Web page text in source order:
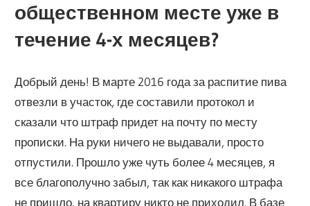
общественном месте уже в
течение 4-х месяцев?
Добрый день! В марте 2016 года за распитие пива
отвезли в участок, где составили протокол и
сказали что штраф придет на почту по месту
прописки. На руки ничего не выдавали, просто
отпустили. Прошло уже чуть более 4 месяцев, я
все благополучно забыл, так как никакого штрафа
не пришло, на квартиру никто не приходил. В базе